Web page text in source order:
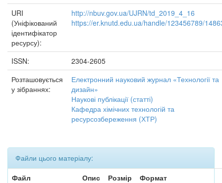
URI
(Уніфікований
ідентифікатор
ресурсу):
http://nbuv.gov.ua/UJRN/td_2019_4_16
https://er.knutd.edu.ua/handle/123456789/
ISSN:
2304-2605
Розташовується
у зібраннях:
Електронний науковий журнал «Технології та
дизайн»
Наукові публікації (статті)
Кафедра хімічних технологій та
ресурсозбереження (ХТР)
Файли цього матеріалу:
Файл
Опис Розмір
Формат